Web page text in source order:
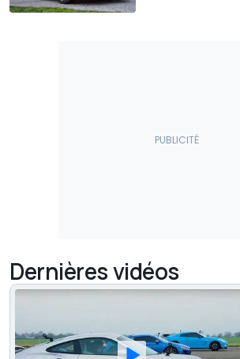
Dernières vidéos